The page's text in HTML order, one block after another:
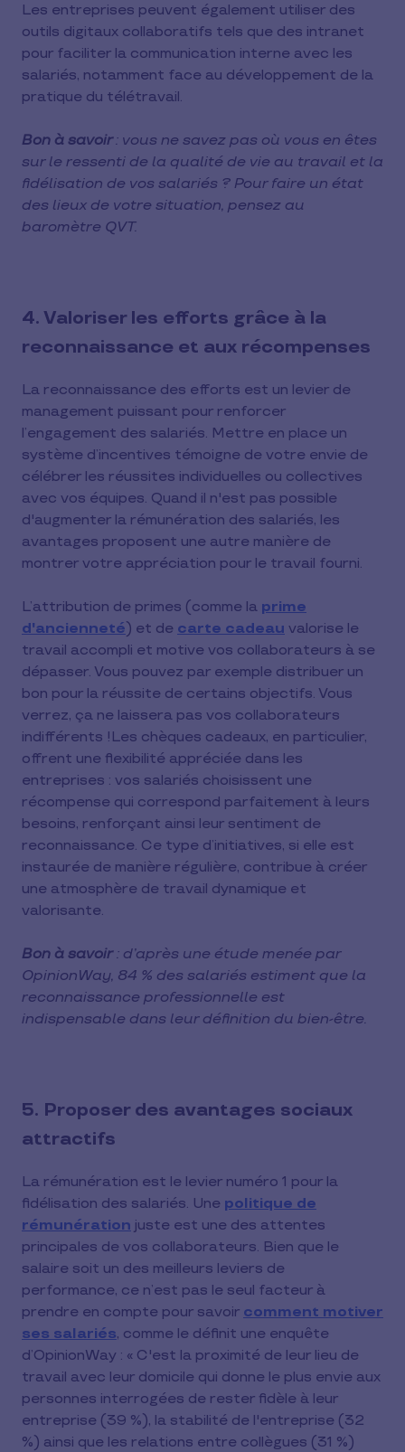
Les entreprises peuvent également utiliser des
outils digitaux collaboratifs tels que des intranet
pour faciliter la communication interne avec les
salariés, notamment face au développement de la
pratique du télétravail.
Bon à savoir: vous ne savez pas où vous en êtes
sur le ressenti de la qualité de vie au travail et la
fidélisation de vos salariés ? Pour faire un état
des lieux de votre situation, pensez au
baromètre QVT.
4. Valoriser les efforts grâce à la
reconnaissance et aux récompenses
La reconnaissance des efforts est un levier de
management puissant pour renforcer
l’engagement des salariés. Mettre en place un
système d’incentives témoigne de votre envie de
célébrer les réussites individuelles ou collectives
avec vos équipes. Quand il n'est pas possible
d'augmenter la rémunération des salariés, les
avantages proposent une autre manière de
montrer votre appréciation pour le travail fourni.
L’attribution de primes (comme la prime
d'ancienneté) et de carte cadeau valorise le
travail accompli et motive vos collaborateurs à se
dépasser. Vous pouvez par exemple distribuer un
bon pour la réussite de certains objectifs. Vous
verrez, ça ne laissera pas vos collaborateurs
indifférents !Les chèques cadeaux, en particulier,
offrent une flexibilité appréciée dans les
entreprises : vos salariés choisissent une
récompense qui correspond parfaitement à leurs
besoins, renforçant ainsi leur sentiment de
reconnaissance. Ce type d’initiatives, si elle est
instaurée de manière régulière, contribue à créer
une atmosphère de travail dynamique et
valorisante.
Bon à savoir: d’après une étude menée par
OpinionWay, 84 % des salariés estiment que la
reconnaissance professionnelle est
indispensable dans leur définition du bien-être.
5. Proposer des avantages sociaux
attractifs
La rémunération est le levier numéro 1 pour la
fidélisation des salariés. Une politique de
rémunération juste est une des attentes
principales de vos collaborateurs. Bien que le
salaire soit un des meilleurs leviers de
performance, ce n’est pas le seul facteur à
prendre en compte pour savoir comment motiver
ses salariés, comme le définit une enquête
d’OpinionWay : « C'est la proximité de leur lieu de
travail avec leur domicile qui donne le plus envie aux
personnes interrogées de rester fidèle à leur
entreprise (39 %), la stabilité de l'entreprise (32
%) ainsi que les relations entre collègues (31 %)